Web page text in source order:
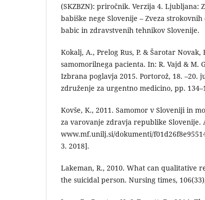
(SKZBZN): priročnik. Verzija 4. Ljubljana:
babiške nege Slovenije – Zveza
babic in zdravstvenih tehnikov Slovenije.
Kokalj, A., Prelog Rus, P. & Šarotar Novak,
samomorilnega pacienta. In: R. Vajd & M.
Izbrana poglavja 2015. Portorož, 18. –20.
združenje za urgentno medicino, pp.
Kovše, K., 2011. Samomor v Sloveniji in
za varovanje zdravja republike Slovenije.
www.mf.unilj.si/dokumenti/
3. 2018].
Lakeman, R., 2010. What can qualitative
the suicidal person. Nursing times,